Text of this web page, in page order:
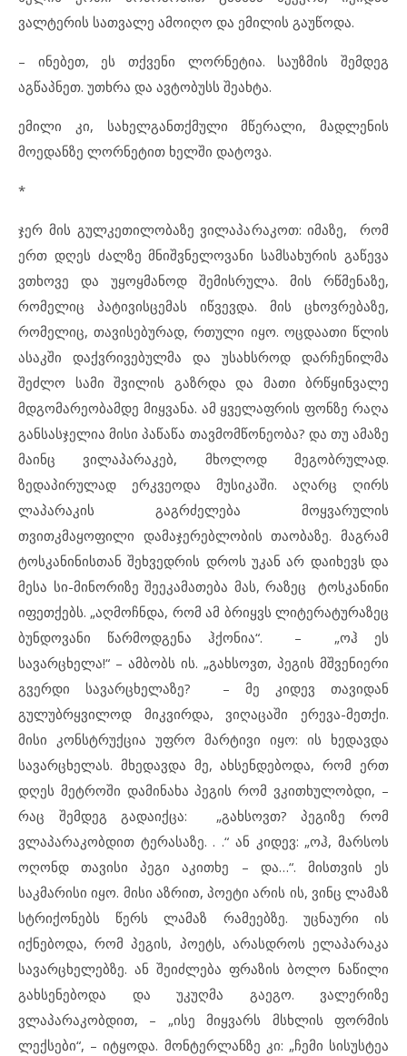
ვალტერის სათვალე ამოიღო და ემილის გაუწოდა.
– ინებეთ, ეს თქვენი ლორნეტია. საუზმის შემდეგ
აგწაპნეთ. უთხრა და ავტობუსს შეახტა.
ემილი კი, სახელგანთქმული მწერალი, მადლენის
მოედანზე ლორნეტით ხელში დატოვა.
*
ჯერ მის გულკეთილობაზე ვილაპარაკოთ: იმაზე, რომ
ერთ დღეს ძალზე მნიშვნელოვანი სამსახურის გაწევა
ვთხოვე და უყოყმანოდ შემისრულა. მის რწმენაზე,
რომელიც პატივისცემას იწვევდა. მის ცხოვრებაზე,
რომელიც, თავისებურად, რთული იყო. ოცდაათი წლის
ასაკში დაქვრივებულმა და უსახსროდ დარჩენილმა
შეძლო სამი შვილის გაზრდა და მათი ბრწყინვალე
მდგომარეობამდე მიყვანა. ამ ყველაფრის ფონზე რაღა
განსასჯელია მისი პაწაწა თავმომწონეობა? და თუ ამაზე
მაინც ვილაპარაკებ, მხოლოდ მეგობრულად.
ზედაპირულად ერკვეოდა მუსიკაში. აღარც ღირს
ლაპარაკის გაგრძელება მოყვარულის
თვითკმაყოფილი დამაჯერებლობის თაობაზე. მაგრამ
ტოსკანინისთან შეხვედრის დროს უკან არ დაიხევს და
მესა სი-მინორიზე შეეკამათება მას, რაზეც ტოსკანინი
იფეთქებს. „აღმოჩნდა, რომ ამ ბრიყვს ლიტერატურაზეც
ბუნდოვანი წარმოდგენა ჰქონია“. – „ოჰ ეს
სავარცხელა!“ – ამბობს ის. „გახსოვთ, პეგის მშვენიერი
გვერდი სავარცხელაზე? – მე კიდევ თავიდან
გულუბრყვილოდ მიკვირდა, ვიღაცაში ერევა-მეთქი.
მისი კონსტრუქცია უფრო მარტივი იყო: ის ხედავდა
სავარცხელას. მხედავდა მე, ახსენდებოდა, რომ ერთ
დღეს მეტროში დამინახა პეგის რომ ვკითხულობდი, –
რაც შემდეგ გადაიქცა: „გახსოვთ? პეგიზე რომ
ვლაპარაკობდით ტერასაზე. . .“ ან კიდევ: „ოჰ, მარსოს
ოღონდ თავისი პეგი აკითხე – და…“. მისთვის ეს
საკმარისი იყო. მისი აზრით, პოეტი არის ის, ვინც ლამაზ
სტრიქონებს წერს ლამაზ რამეებზე. უცნაური ის
იქნებოდა, რომ პეგის, პოეტს, არასდროს ელაპარაკა
სავარცხელებზე. ან შეიძლება ფრაზის ბოლო ნაწილი
გახსენებოდა და უკუღმა გაეგო. ვალერიზე
ვლაპარაკობდით, – „ისე მიყვარს მსხლის ფორმის
ლექსები“, – იტყოდა. მონტერლანზე კი: „ჩემი სისუსტეა